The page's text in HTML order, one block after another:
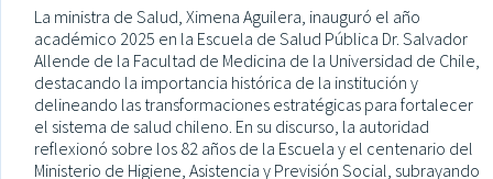
La ministra de Salud, Ximena Aguilera, inauguró el año
académico 2025 en la Escuela de Salud Pública Dr. Salvador
Allende de la Facultad de Medicina de la Universidad de Chile,
destacando la importancia histórica de la institución y
delineando las transformaciones estratégicas para fortalecer
el sistema de salud chileno. En su discurso, la autoridad
reflexionó sobre los 82 años de la Escuela y el centenario del
Ministerio de Higiene, Asistencia y Previsión Social, subrayando